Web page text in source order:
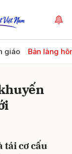
giáo Bản làng
tái cơ cấuGửi